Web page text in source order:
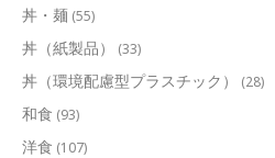
丼・麺 (55)
丼（紙製品） (33)
丼（環境配慮型プラスチック） (28)
和食 (93)
洋食 (107)